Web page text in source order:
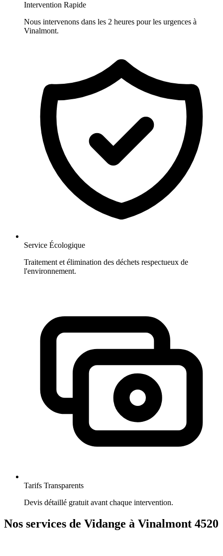
Intervention Rapide
Nous intervenons dans les 2 heures pour les urgences à
Vinalmont.
Service Écologique
Traitement et élimination des déchets respectueux de
l'environnement.
Tarifs Transparents
Devis détaillé gratuit avant chaque intervention.
Nos services de Vidange à Vinalmont 4520